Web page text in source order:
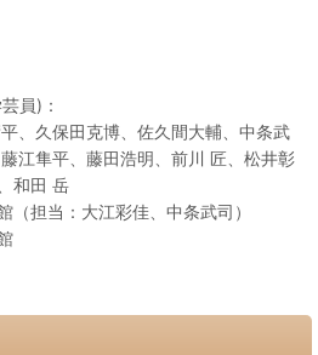
員)：
、久保田克博、佐久間大輔、中条武
江隼平、藤田浩明、前川 匠、松井彰
和田 岳
（担当：大江彩佳、中条武司）